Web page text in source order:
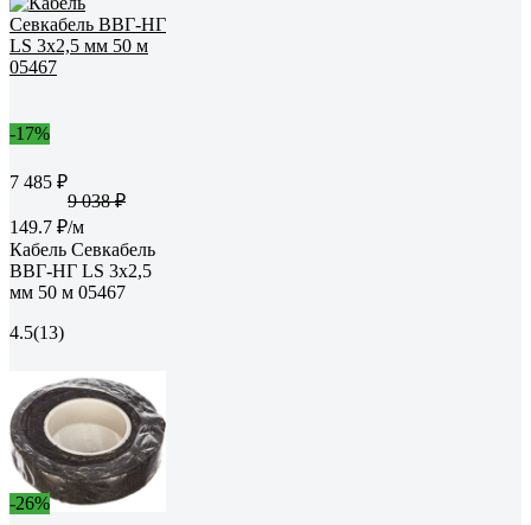
-17%
7 485 ₽
9 038 ₽
149.7 ₽/м
Кабель Севкабель
ВВГ-НГ LS 3х2,5
мм 50 м 05467
4.5(13)
-26%